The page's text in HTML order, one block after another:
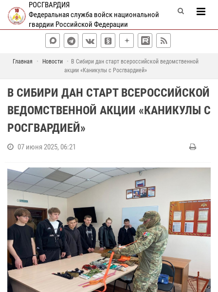
РОСГВАРДИЯ
Федеральная служба войск национальной
гвардии Российской Федерации
Главная Новости
В Сибири дан старт всероссийской ведомственной
акции «Каникулы с Росгвардией»
В СИБИРИ ДАН СТАРТ ВСЕРОССИЙСКОЙ
ВЕДОМСТВЕННОЙ АКЦИИ «КАНИКУЛЫ С
РОСГВАРДИЕЙ»
07 июня 2025, 06:21